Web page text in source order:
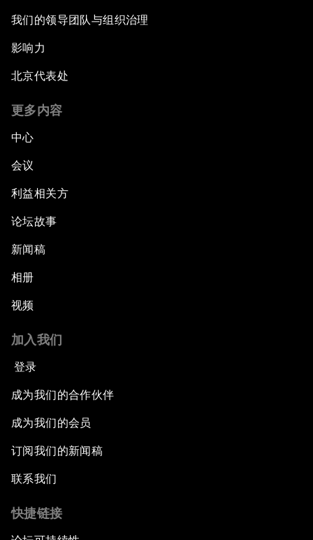
我们的领导团队与组织治理
影响力
北京代表处
更多内容
中心
会议
利益相关方
论坛故事
新闻稿
相册
视频
加入我们
登录
成为我们的合作伙伴
成为我们的会员
订阅我们的新闻稿
联系我们
快捷链接